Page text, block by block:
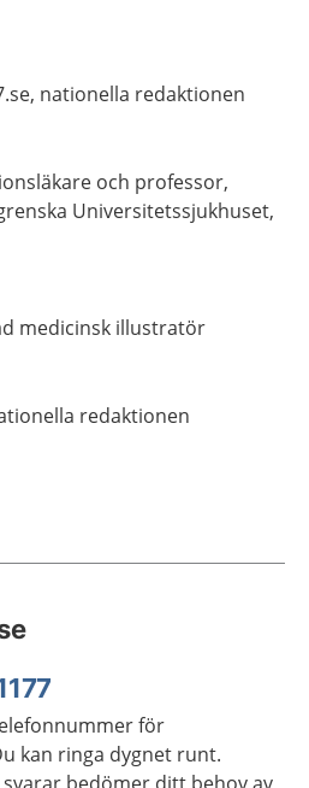
nationella redaktionen
och professor,
Universitetssjukhuset,
medicinsk illustratör
redaktionen
för
kan ringa dygnet runt.